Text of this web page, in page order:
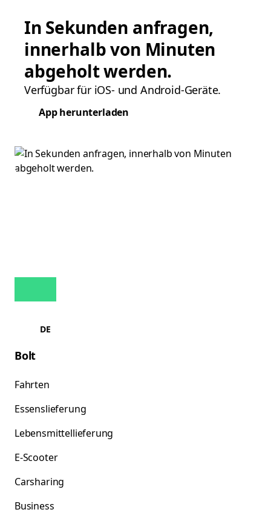
In Sekunden anfragen,
innerhalb von Minuten
abgeholt werden.
Verfügbar für iOS- und Android-Geräte.
App herunterladen
DE
Bolt
Fahrten
Essenslieferung
Lebensmittellieferung
E-Scooter
Carsharing
Business